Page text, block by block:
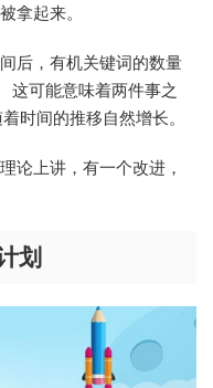
拿起来。
后，有机关键词的数量
这可能意味着两件事之
时间的推移自然增长。
论上讲，有一个改进，
划